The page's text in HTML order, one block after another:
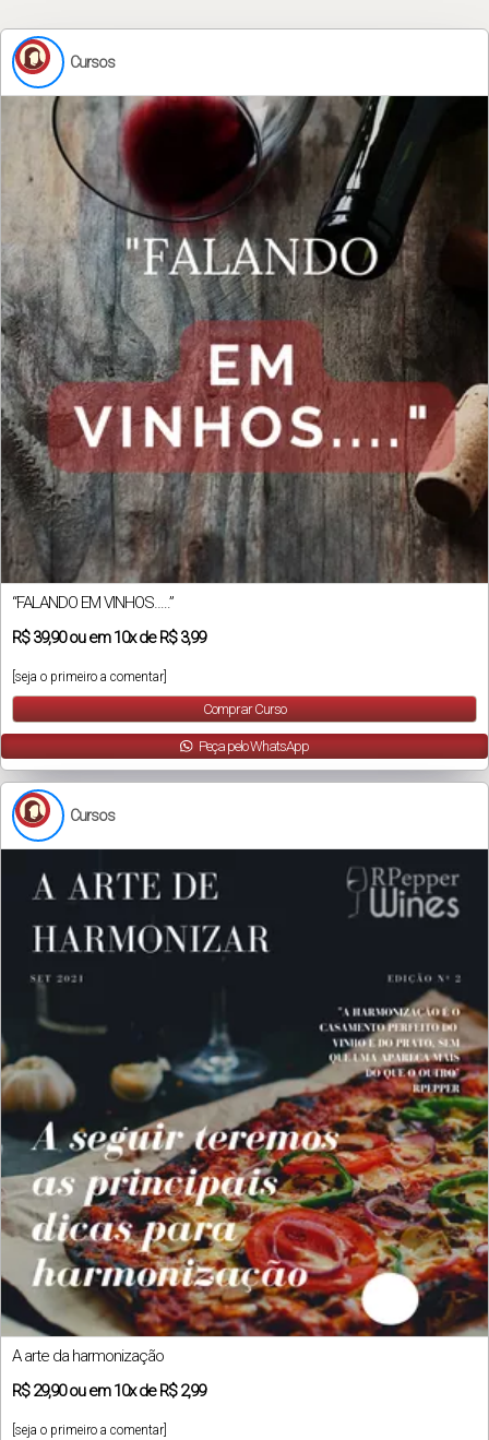
Cursos
“FALANDO EM VINHOS…..”
R$39,90ou em10xdeR$ 3,99
[seja o primeiro a comentar]
Comprar Curso
Peça pelo WhatsApp
Cursos
A arte da harmonização
R$29,90ou em10xdeR$ 2,99
[seja o primeiro a comentar]